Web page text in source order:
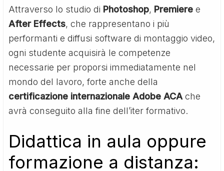
Attraverso lo studio di Photoshop, Premiere e
After Effects, che rappresentano i più
performanti e diffusi software di montaggio video,
ogni studente acquisirà le competenze
necessarie per proporsi immediatamente nel
mondo del lavoro, forte anche della
certificazione internazionale Adobe ACA che
avrà conseguito alla fine dell’iter formativo.
Didattica in aula oppure
formazione a distanza: